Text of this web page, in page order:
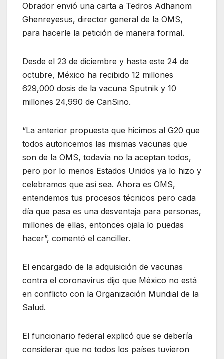
Obrador envió una carta a Tedros Adhanom
Ghenreyesus, director general de la OMS,
para hacerle la petición de manera formal.
Desde el 23 de diciembre y hasta este 24 de
octubre, México ha recibido 12 millones
629,000 dosis de la vacuna Sputnik y 10
millones 24,990 de CanSino.
“La anterior propuesta que hicimos al G20 que
todos autoricemos las mismas vacunas que
son de la OMS, todavía no la aceptan todos,
pero por lo menos Estados Unidos ya lo hizo y
celebramos que así sea. Ahora es OMS,
entendemos tus procesos técnicos pero cada
día que pasa es una desventaja para personas,
millones de ellas, entonces ojala lo puedas
hacer”, comentó el canciller.
El encargado de la adquisición de vacunas
contra el coronavirus dijo que México no está
en conflicto con la Organización Mundial de la
Salud.
El funcionario federal explicó que se debería
considerar que no todos los países tuvieron